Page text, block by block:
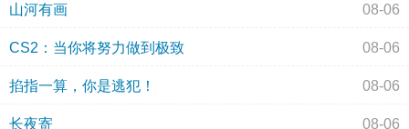
山河有画 08-06
CS2：当你将努力做到极致 08-06
掐指一算，你是逃犯！ 08-06
长夜寄 08-06